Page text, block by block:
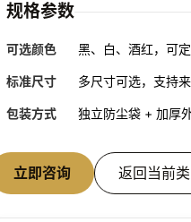
规格参数
可选颜色 黑、白、酒红，可
标准尺寸 多尺寸可选，支持
包装方式 独立防尘袋 + 加厚
立即咨询 返回当前类